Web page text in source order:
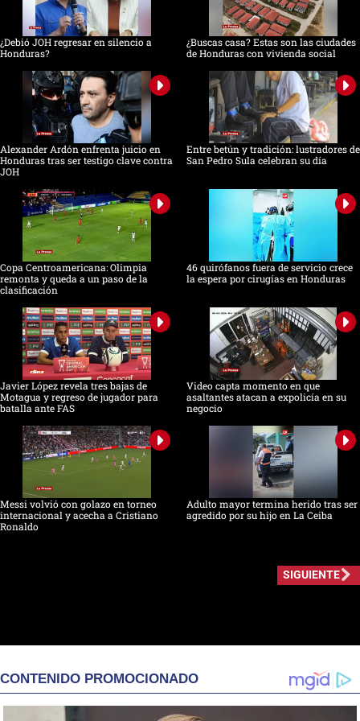
¿Debió JOH regresar en silencio a
Honduras?
¿Buscas casa? Estas son las ciudades
de Honduras con vivienda social
Alexander Ardón enfrenta juicio en
Honduras tras ser testigo clave contra
JOH
Entre betún y tradición: lustradores de
San Pedro Sula celebran su día
Copa Centroamericana: Olimpia
remonta y queda a un paso de la
clasificación
46 quirófanos fuera de servicio crece
la espera por cirugías en Honduras
Javier López revela tres bajas de
Motagua y regreso de jugador para
batalla ante FAS
Video capta momento en que
asaltantes atacan a expolicía en su
negocio
Messi volvió con golazo en torneo
internacional y acecha a Cristiano
Ronaldo
Adulto mayor termina herido tras ser
agredido por su hijo en La Ceiba
SIGUIENTE
CONTENIDO PROMOCIONADO